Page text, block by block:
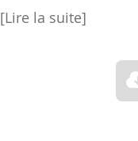
[Lire la suite]